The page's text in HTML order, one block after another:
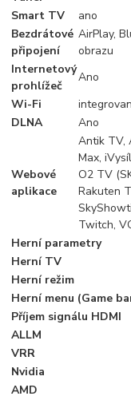
Smart TV
ano
Bezdrátové
připojení
AirPlay,
obrazu
Internetový
prohlížeč
Ano
Wi-Fi
DLNA
Ano
Webové
aplikace
Antik TV,
Max,
O2 TV
Rakuten
Twitch,
Herní parametry
Herní TV
Herní režim
Herní menu (Game
Příjem signálu HDMI
ALLM
VRR
Nvidia
AMD